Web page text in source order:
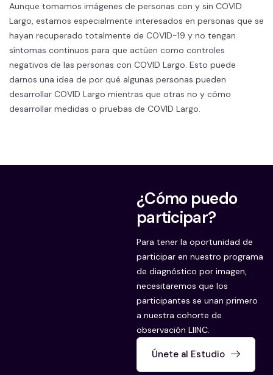
Aunque tomamos imágenes de personas con y sin COVID
Largo, estamos especialmente interesados en personas que se
hayan recuperado totalmente de COVID-19 y no tengan
síntomas continuos para que actúen como controles
negativos de las personas con COVID Largo. Esto puede
darnos una idea de por qué algunas personas pueden
desarrollar COVID Largo mientras que otras no y cómo
desarrollar medidas o pruebas de COVID Largo.
¿Cómo puedo
participar?
Para tener la oportunidad de
participar en nuestro programa
de diagnóstico por imagen,
necesitaremos que los
participantes se unan primero
a nuestra cohorte de
observación LIINC.
Únete al Estudio